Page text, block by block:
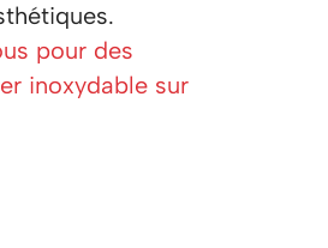
pour des
inoxydable sur